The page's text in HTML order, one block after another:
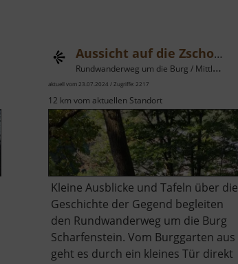
Aussicht auf die Zschopauschleife
Rundwanderweg um die Burg / Mittleres Erzgebirge
aktuell vom 23.07.2024 / Zugriffe: 2217
12 km vom aktuellen Standort
Kleine Ausblicke und Tafeln über die
Geschichte der Gegend begleiten
den Rundwanderweg um die Burg
Scharfenstein. Vom Burggarten aus
geht es durch ein kleines Tür direkt